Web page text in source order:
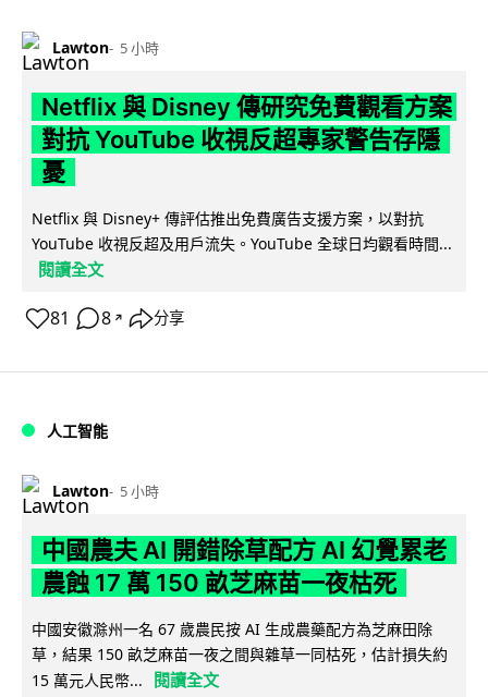
Lawton 5 小時
Netflix 與 Disney 傳研究免費觀看方案
對抗 YouTube 收視反超專家警告存隱
憂
Netflix 與 Disney+ 傳評估推出免費廣告支援方案，以對抗
YouTube 收視反超及用戶流失。YouTube 全球日均觀看時間...
閱讀全文
81 8 ↗ 分享
人工智能
Lawton 5 小時
中國農夫 AI 開錯除草配方 AI 幻覺累老
農蝕 17 萬 150 畝芝麻苗一夜枯死
中國安徽滁州一名 67 歲農民按 AI 生成農藥配方為芝麻田除
草，結果 150 畝芝麻苗一夜之間與雜草一同枯死，估計損失約
15 萬元人民幣...
閱讀全文